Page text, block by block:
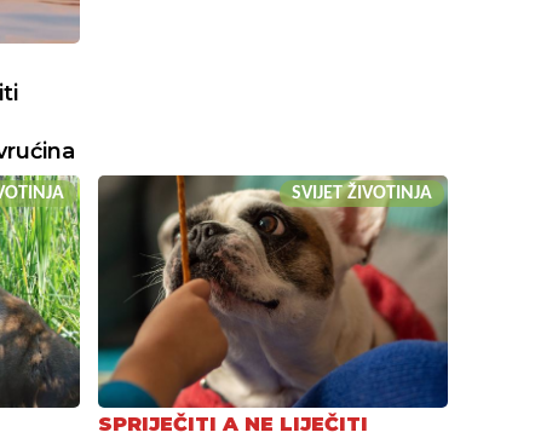
SVIJET ŽIVOTINJA
SPRIJEČITI A NE LIJEČITI